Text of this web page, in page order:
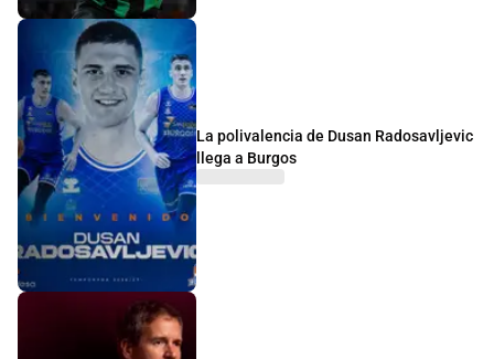
La polivalencia de Dusan Radosavljevic
llega a Burgos